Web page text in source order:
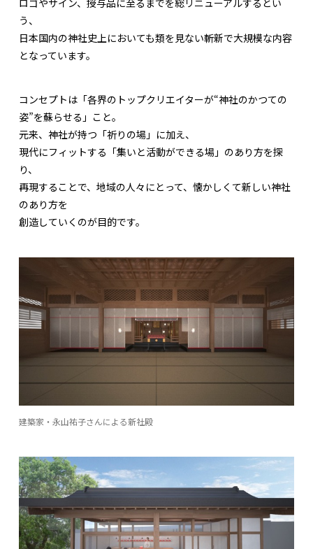
う、
日本国内の神社史上においても類を見ない斬新で大規模な内容
となっています。
コンセプトは「各界のトップクリエイターが“神社のかつての
姿”を蘇らせる」こと。
元来、神社が持つ「祈りの場」に加え、
現代にフィットする「集いと活動ができる場」のあり方を探
り、
再現することで、地域の人々にとって、懐かしくて新しい神社
のあり方を
創造していくのが目的です。
建築家・永山祐子さんによる新社殿